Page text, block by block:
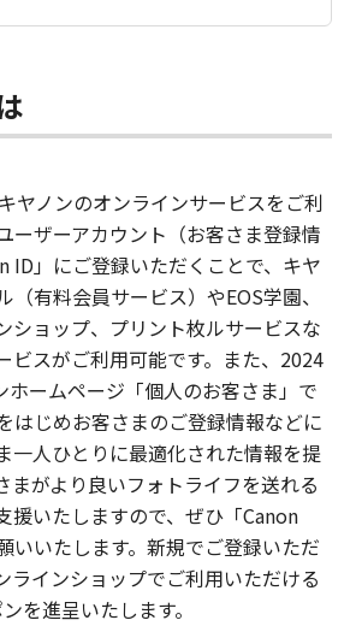
ヤノンのオンラインサービスをご利
ーザーアカウント（お客さま登録情
ID」にご登録いただくことで、キヤ
（有料会員サービス）やEOS学園、
ショップ、プリント枚ルサービスな
ビスがご利用可能です。また、2024
ホームページ「個人のお客さま」で
はじめお客さまのご登録情報などに
一人ひとりに最適化された情報を提
まがより良いフォトライフを送れる
援いたしますので、ぜひ「Canon
いいたします。新規でご登録いただ
ラインショップでご利用いただける
を進呈いたします。